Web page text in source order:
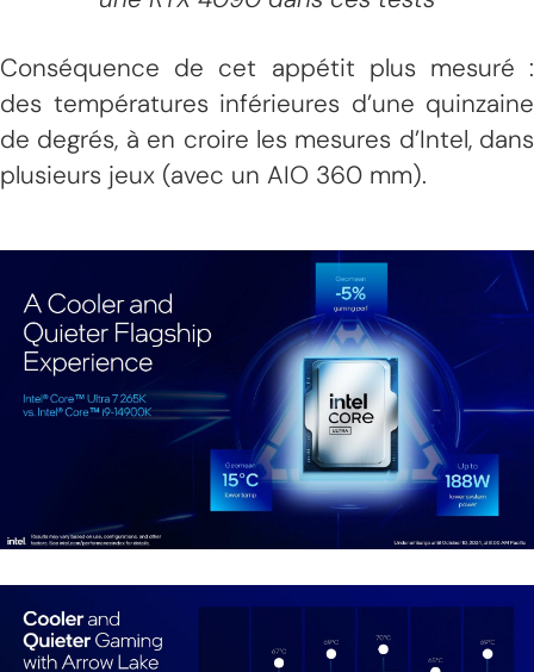
Conséquence de cet appétit plus mesuré :
des températures inférieures d’une quinzaine
de degrés, à en croire les mesures d’Intel, dans
plusieurs jeux (avec un AIO 360 mm).